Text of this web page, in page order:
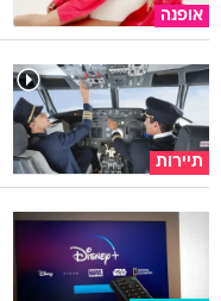
אופנה
תיירות